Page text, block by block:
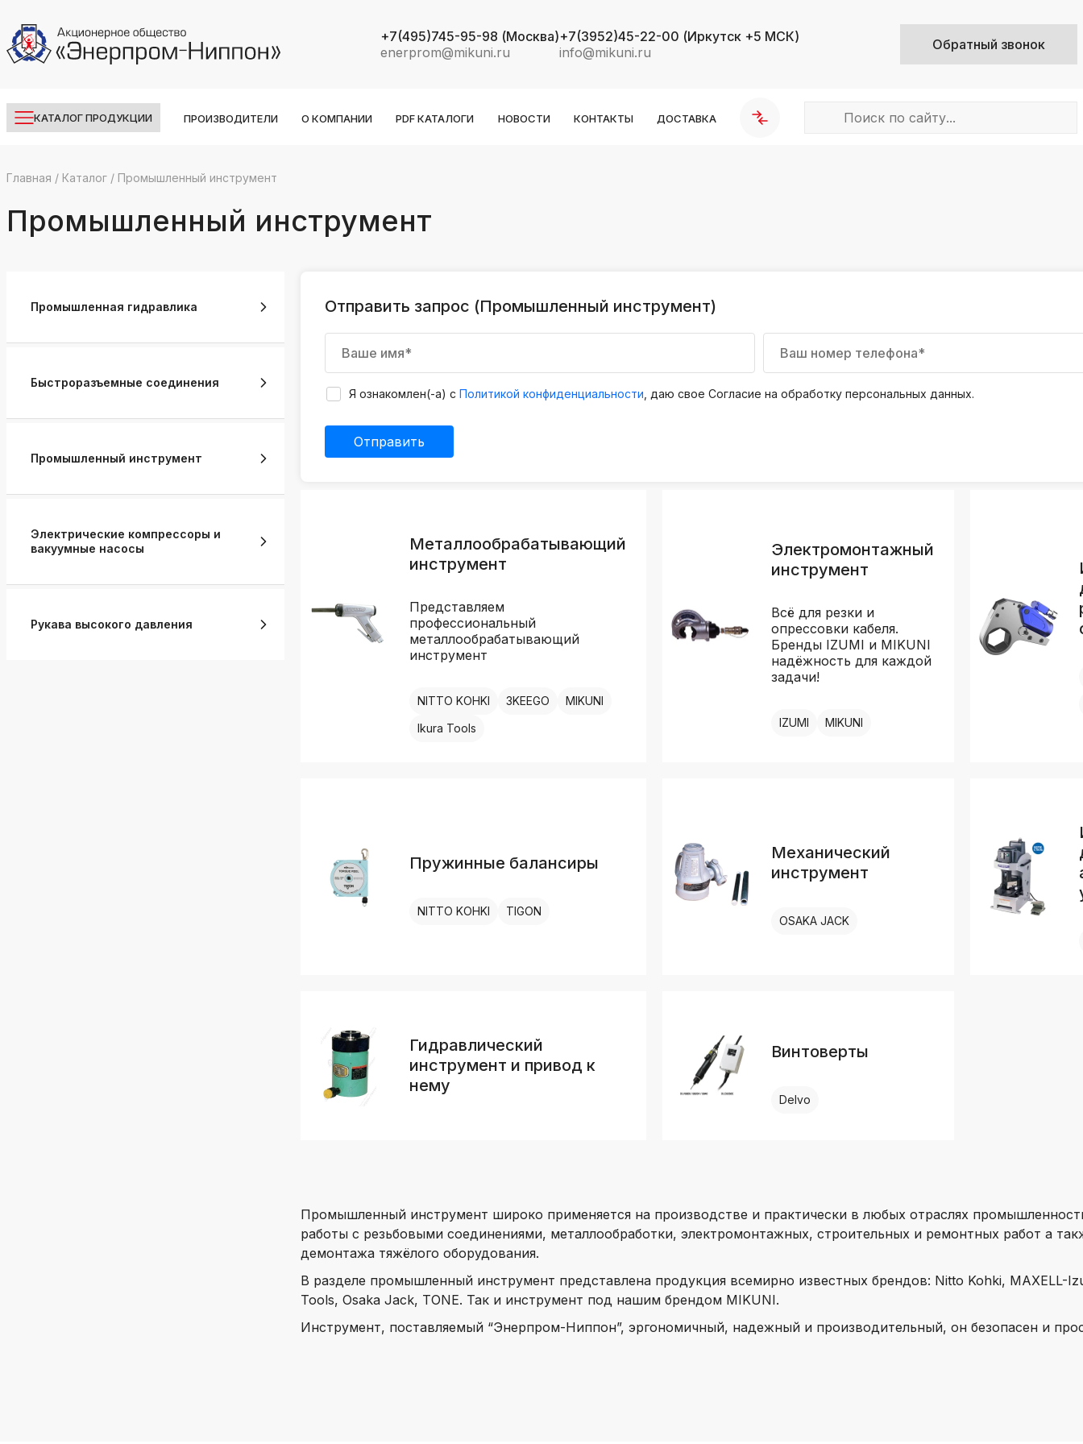
+7(495)745-95-98 (Москва)
enerprom@mikuni.ru
+7(3952)45-22-00 (Иркутск +5 МСК)
info@mikuni.ru
Обратный звонок
КАТАЛОГ ПРОДУКЦИИ ПРОИЗВОДИТЕЛИ О КОМПАНИИ PDF КАТАЛОГИ НОВОСТИ КОНТАКТЫ ДОСТАВКА
ksldkfjsdlfkjsls;ldfkgjsdl;kfkфыва
ksldkfjsdlfkjsls;ldfkgjsdl;kfkфыва
ksldkfjsdlfkjsls;ldfkgjsdl;kfkфыва
ksldkfjsdlfkjsls;ldfkgjsdl;kfkфыва
k
k
k
ksldkfjsdlfkjsls;ldfkgjsdl;kfkфыва
k
k
ksldkfjsdlfkjsls;ldfkgjsdl;kfkфыва
ksldkfjsdlfkjsls;ldfkgjsdl;kfkфыва
k
ksldkfjsdlfkjsls;ldfkgjsdl;kfkфыва
k
k
ksldkfjsdlfkjsls;ldfkgjsdl;kfkфыва
k
ksldkfjsdlfkjsls;ldfkgjsdl;kfkфыва
ksldkfjsdlfkjsls;ldfkgjsdl;kfkфыва
Главная / Каталог/ Промышленный инструмент
Промышленный инструмент
Промышленная гидравлика
Быстроразъемные соединения
Промышленный инструмент
Электрические компрессоры и
вакуумные насосы
Рукава высокого давления
Отправить запрос (Промышленный инструмент)
Я ознакомлен(-а) с Политикой конфиденциальности , даю свое Согласие на обработку персональных данных.
Отправить
Металлообрабатывающий
инструмент
Представляем
профессиональный
металлообрабатывающий
инструмент
NITTO KOHKI 3KEEGO
MIKUNI
Ikura Tools
Электромонтажный
инструмент
Всё для резки и
опрессовки кабеля.
Бренды IZUMI и MIKUNI
надёжность для каждой
задачи!
IZUMI MIKUNI
Пружинные балансиры
NITTO KOHKI TIGON
Механический
инструмент
OSAKA JACK
Гидравлический
инструмент и привод к
нему
Винтоверты
Delvo
Промышленный инструмент широко применяется на производстве и практически в любых отраслях
работы с резьбовыми соединениями, металлообработки, электромонтажных, строительных и ремонтных работ а
демонтажа тяжёлого оборудования.
В разделе промышленный инструмент представлена продукция всемирно известных брендов: Nitto Kohki, MAXELL-
Tools, Osaka Jack, TONE. Так и инструмент под нашим брендом MIKUNI.
Инструмент, поставляемый “Энерпром-Ниппон”, эргономичный, надежный и производительный, он безопасен и